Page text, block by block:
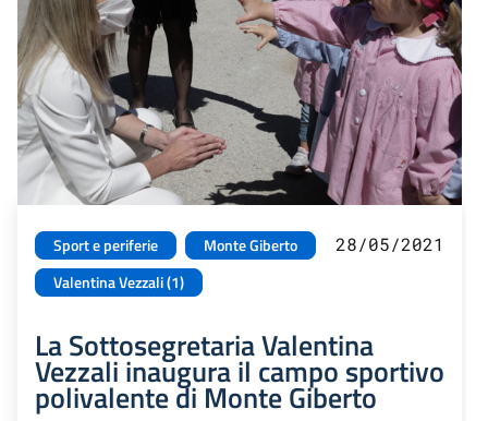
Sport e periferie
Monte Giberto
Valentina Vezzali (1)
28/05/2021
La Sottosegretaria Valentina
Vezzali inaugura il campo sportivo
polivalente di Monte Giberto